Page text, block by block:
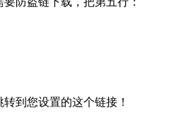
到您设置的这个链接！